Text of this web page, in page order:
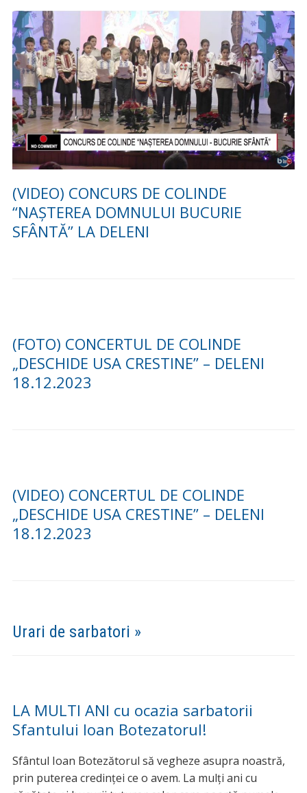
(VIDEO) CONCURS DE COLINDE
“NAȘTEREA DOMNULUI BUCURIE
SFÂNTĂ” LA DELENI
(FOTO) CONCERTUL DE COLINDE
„DESCHIDE USA CRESTINE” – DELENI
18.12.2023
(VIDEO) CONCERTUL DE COLINDE
„DESCHIDE USA CRESTINE” – DELENI
18.12.2023
Urari de sarbatori »
LA MULTI ANI cu ocazia sarbatorii
Sfantului Ioan Botezatorul!
Sfântul Ioan Botezătorul să vegheze asupra noastră,
prin puterea credinței ce o avem. La mulți ani cu